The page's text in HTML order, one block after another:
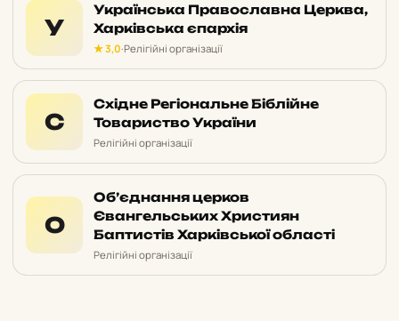
У
Українська Православна Церква,
Харківська єпархія
★ 3,0·Релігійні організації
С
Східне Регіональне Біблійне
Товариство України
Релігійні організації
О
Об’єднання церков
Євангельських Християн
Баптистів Харківської області
Релігійні організації